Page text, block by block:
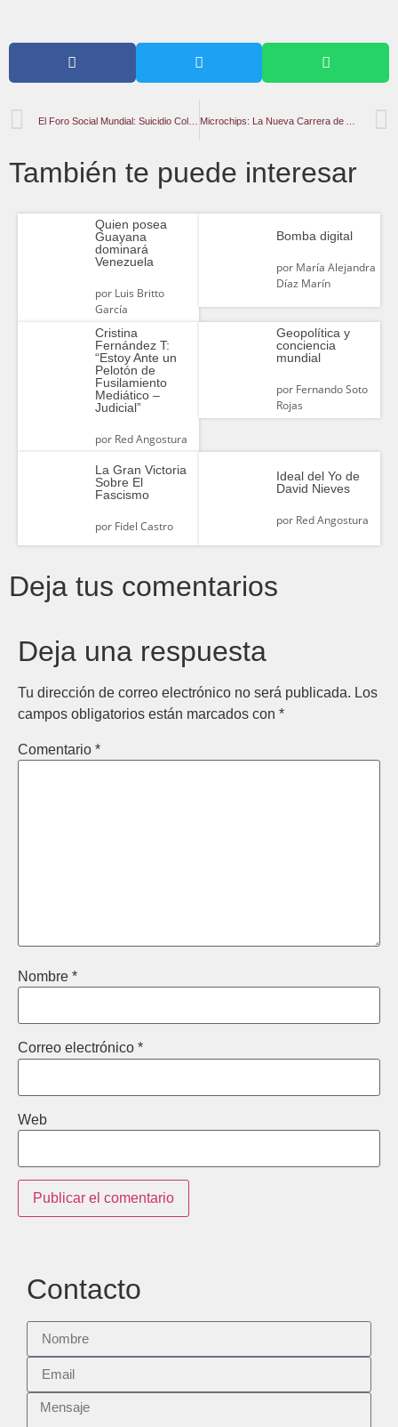
También te puede interesar
Quien posea
Guayana
dominará
Venezuela
porLuis Britto
García
Bomba digital
porMaría Alejandra
Díaz Marín
Cristina
Fernández T:
“Estoy Ante un
Pelotón de
Fusilamiento
Mediático –
Judicial”
porRed Angostura
Geopolítica y
conciencia
mundial
porFernando Soto
Rojas
La Gran Victoria
Sobre El
Fascismo
porFidel Castro
Ideal del Yo de
David Nieves
porRed Angostura
Deja tus comentarios
Deja una respuesta
Tu dirección de correo electrónico no será publicada. Los
campos obligatorios están marcados con *
Comentario *
Nombre *
Correo electrónico *
Web
Contacto